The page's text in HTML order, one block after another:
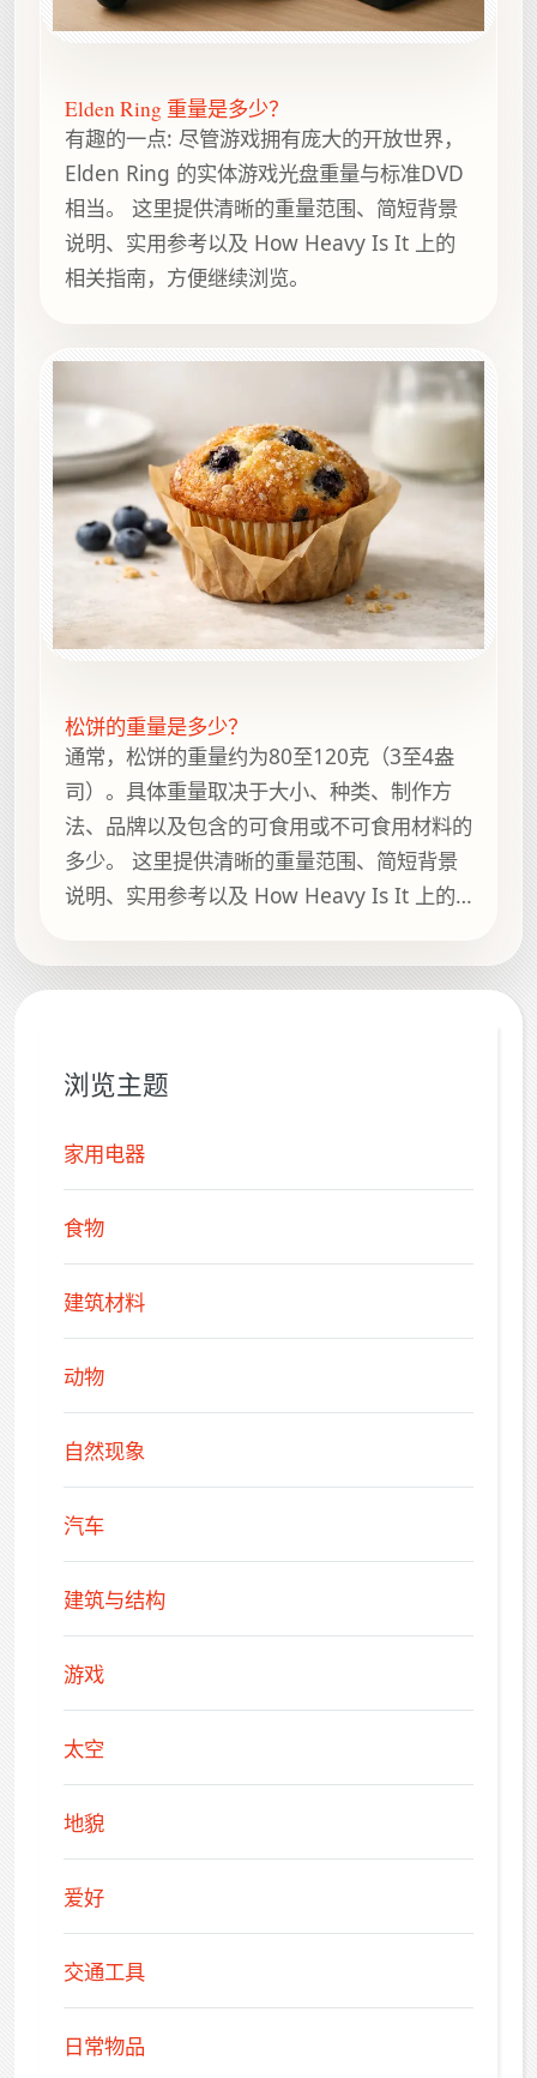
Elden Ring 重量是多少？
有趣的一点: 尽管游戏拥有庞大的开放世界，
Elden Ring 的实体游戏光盘重量与标准DVD
相当。 这里提供清晰的重量范围、简短背景
说明、实用参考以及 How Heavy Is It 上的
相关指南，方便继续浏览。
松饼的重量是多少？
通常，松饼的重量约为80至120克（3至4盎
司）。具体重量取决于大小、种类、制作方
法、品牌以及包含的可食用或不可食用材料的
多少。 这里提供清晰的重量范围、简短背景
说明、实用参考以及 How Heavy Is It 上的
浏览主题
家用电器
食物
建筑材料
动物
自然现象
汽车
建筑与结构
游戏
太空
地貌
爱好
交通工具
日常物品